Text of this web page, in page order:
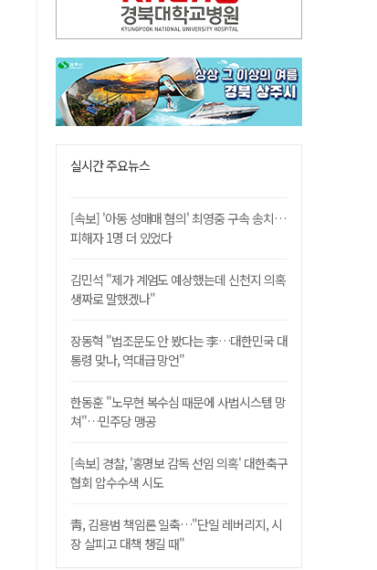
실시간 주요뉴스
[속보] '아동 성매매 혐의' 최영중 구속 송치…
피해자 1명 더 있었다
김민석 "제가 계엄도 예상했는데 신천지 의혹
생짜로 말했겠나"
장동혁 "법조문도 안 봤다는 李…대한민국 대
통령 맞나, 역대급 망언"
한동훈 "노무현 복수심 때문에 사법시스템 망
쳐"…민주당 맹공
[속보] 경찰, '홍명보 감독 선임 의혹' 대한축구
협회 압수수색 시도
靑, 김용범 책임론 일축…"단일 레버리지, 시
장 살피고 대책 챙길 때"